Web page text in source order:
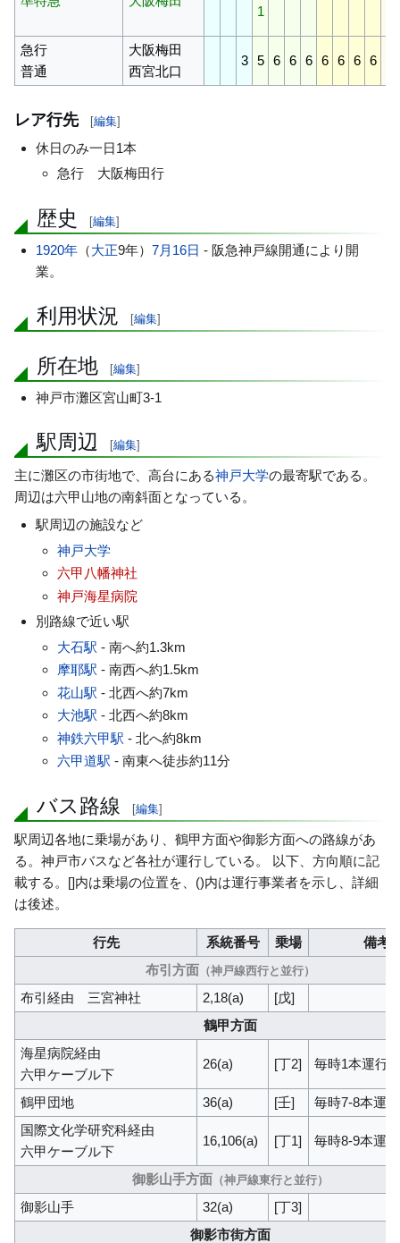
1
急行
普通
大阪梅田
西宮北口
3 5 6 6 6 6 6 6 6
レア行先 [編集]
休日のみ一日1本
急行 大阪梅田行
歴史 [編集]
1920年 （大正9年）7月16日 - 阪急神戸線開通により開
業。
利用状況 [編集]
所在地 [編集]
神戸市灘区宮山町3-1
駅周辺 [編集]
主に灘区の市街地で、高台にある神戸大学の最寄駅である。
周辺は六甲山地の南斜面となっている。
駅周辺の施設など
神戸大学
六甲八幡神社
神戸海星病院
別路線で近い駅
大石駅 - 南へ約1.3km
摩耶駅 - 南西へ約1.5km
花山駅 - 北西へ約7km
大池駅 - 北西へ約8km
神鉄六甲駅 - 北へ約8km
六甲道駅 - 南東へ徒歩約11分
バス路線 [編集]
駅周辺各地に乗場があり、鶴甲方面や御影方面への路線があ
る。神戸市バスなど各社が運行している。 以下、方向順に記
載する。[]内は乗場の位置を、()内は運行事業者を示し、詳細
は後述。
行先 系統番号 乗場
備考
布引方面 （神戸線西行と並行）
布引経由 三宮神社 2,18(a)
[戊]
鶴甲方面
海星病院経由
六甲ケーブル下
26(a) [丁2] 毎時1本運行
鶴甲団地 36(a) [壬]
毎時7-8本運行
国際文化学研究科経由
六甲ケーブル下
16,106(a) [丁1] 毎時8-9本運行
御影山手方面 （神戸線東行と並行）
御影山手 32(a)
[丁3]
御影市街方面